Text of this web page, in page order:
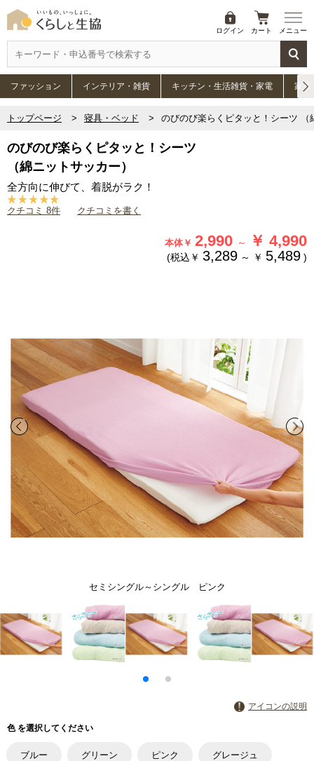
ログイン カート メニュー
ファッション インテリア・雑貨 キッチン・生活雑貨・家電 家具
トップページ 寝具・ベッド のびのび楽らくピタッと！シーツ （
のびのび楽らくピタッと！シーツ
（綿ニットサッカー）
全方向に伸びて、着脱がラク！
クチコミ 8件 クチコミを書く
本体￥ 2,990 ～ ￥ 4,990
(税込￥ 3,289 ～ ￥ 5,489 )
セミシングル～シングル ピンク
アイコンの説明
色 を選択してください
ブルー グリーン ピンク グレージュ